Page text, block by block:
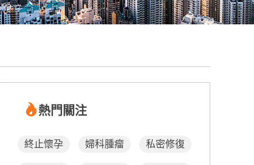
熱門關注
終止懷孕 婦科腫瘤 私密修復